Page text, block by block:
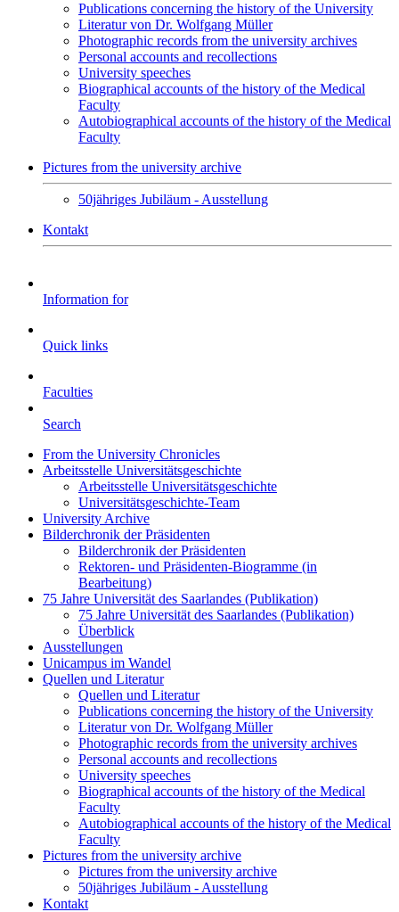
Publications concerning the history of the University
Literatur von Dr. Wolfgang Müller
Photographic records from the university archives
Personal accounts and recollections
University speeches
Biographical accounts of the history of the Medical
Faculty
Autobiographical accounts of the history of the Medical
Faculty
Pictures from the university archive
50jähriges Jubiläum - Ausstellung
Kontakt
Information for
Quick links
Faculties
Search
From the University Chronicles
Arbeitsstelle Universitätsgeschichte
Arbeitsstelle Universitätsgeschichte
Universitätsgeschichte-Team
University Archive
Bilderchronik der Präsidenten
Bilderchronik der Präsidenten
Rektoren- und Präsidenten-Biogramme (in
Bearbeitung)
75 Jahre Universität des Saarlandes (Publikation)
75 Jahre Universität des Saarlandes (Publikation)
Überblick
Ausstellungen
Unicampus im Wandel
Quellen und Literatur
Quellen und Literatur
Publications concerning the history of the University
Literatur von Dr. Wolfgang Müller
Photographic records from the university archives
Personal accounts and recollections
University speeches
Biographical accounts of the history of the Medical
Faculty
Autobiographical accounts of the history of the Medical
Faculty
Pictures from the university archive
Pictures from the university archive
50jähriges Jubiläum - Ausstellung
Kontakt